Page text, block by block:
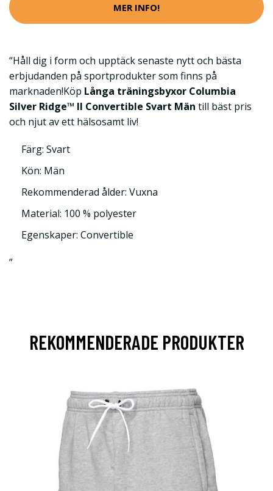
MER INFO!
“Håll dig i form och upptäck senaste nytt och bästa
erbjudanden på sportprodukter som finns på
marknaden!Köp Långa träningsbyxor Columbia
Silver Ridge™ II Convertible Svart Män till bäst pris
och njut av ett hälsosamt liv!
Färg: Svart
Kön: Män
Rekommenderad ålder: Vuxna
Material: 100 % polyester
Egenskaper: Convertible
”
REKOMMENDERADE PRODUKTER